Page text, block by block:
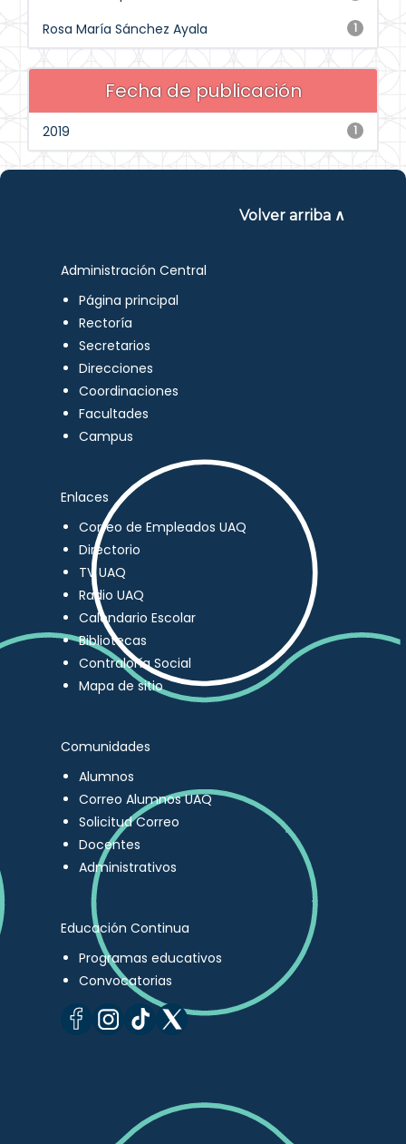
1
Rosa María Sánchez Ayala
Fecha de publicación
1
2019
Volver arriba ∧
Administración Central
Página principal
Rectoría
Secretarios
Direcciones
Coordinaciones
Facultades
Campus
Enlaces
Correo de Empleados UAQ
Directorio
TV UAQ
Radio UAQ
Calendario Escolar
Bibliotecas
Contraloría Social
Mapa de sitio
Comunidades
Alumnos
Correo Alumnos UAQ
Solicitud Correo
Docentes
Administrativos
Educación Continua
Programas educativos
Convocatorias